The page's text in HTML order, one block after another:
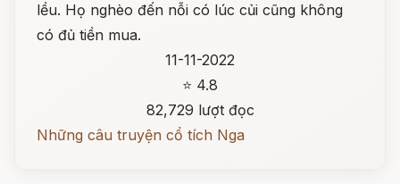
lều. Họ nghèo đến nỗi có lúc củi cũng không
có đủ tiền mua.
11-11-2022
⭐ 4.8
82,729 lượt đọc
Những câu truyện cổ tích Nga